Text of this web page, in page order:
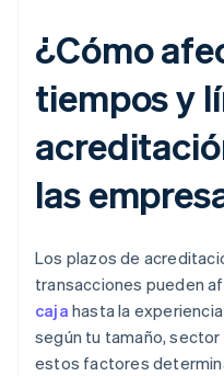
¿Cómo
tiempos y
las
Los plazos de
transacciones pueden
caja hasta la
según tu tamaño,
estos factores